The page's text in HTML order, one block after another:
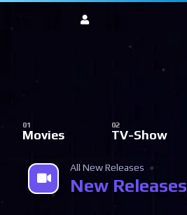
Movies TV-Show
All New Releases
New Releases